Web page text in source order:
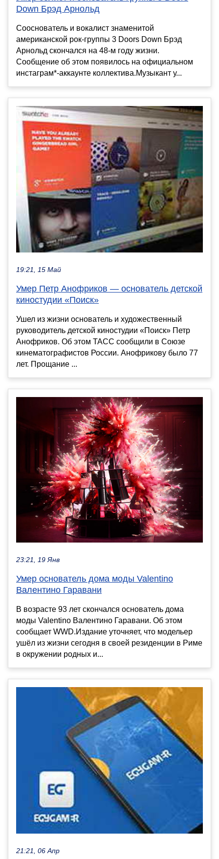
Down Брэд Арнольд
Сооснователь и вокалист знаменитой
американской рок-группы 3 Doors Down Брэд
Арнольд скончался на 48-м году жизни.
Сообщение об этом появилось на официальном
инстаграм*-аккаунте коллектива.Музыкант у...
19:21, 15 Май
Умер Петр Анофриков — основатель детской
киностудии «Поиск»
Ушел из жизни основатель и художественный
руководитель детской киностудии «Поиск» Петр
Анофриков. Об этом ТАСС сообщили в Союзе
кинематографистов России. Анофрикову было 77
лет. Прощание ...
23:21, 19 Янв
Умер основатель дома моды Valentino
Валентино Гаравани
В возрасте 93 лет скончался основатель дома
моды Valentino Валентино Гаравани. Об этом
сообщает WWD.Издание уточняет, что модельер
ушёл из жизни сегодня в своей резиденции в Риме
в окружении родных и...
21:21, 06 Апр